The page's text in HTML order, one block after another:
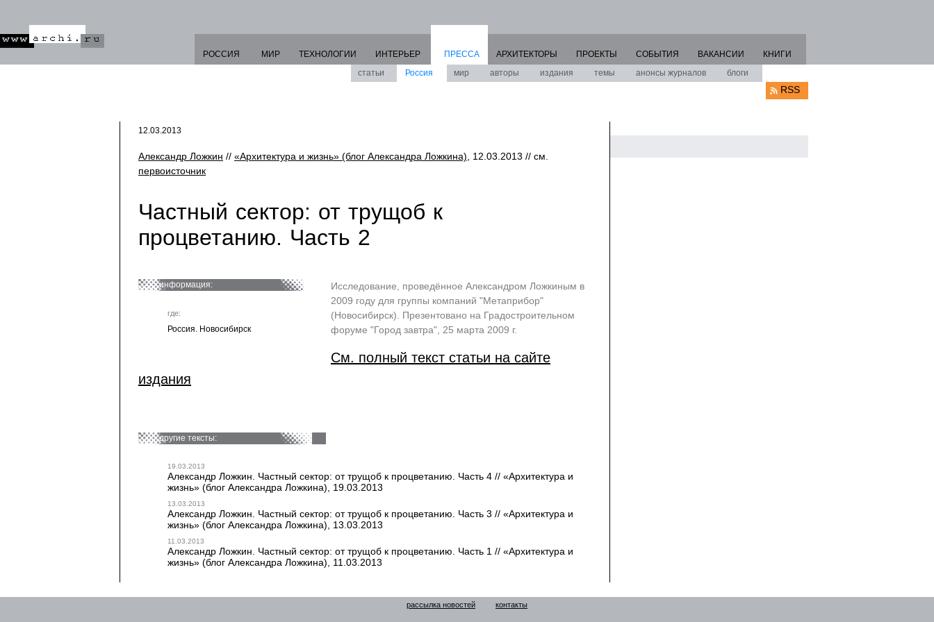
РОССИЯ МИР ТЕХНОЛОГИИ ИНТЕРЬЕР
ПРЕССА
статьи
Россия мир авторы издания темы анонсы журналов блоги
АРХИТЕКТОРЫ ПРОЕКТЫ СОБЫТИЯ ВАКАНСИИ КНИГИ
RSS
12.03.2013
Александр Ложкин // «Архитектура и жизнь» (блог Александра Ложкина) , 12.03.2013 // см.
первоисточник
Частный сектор: от трущоб к
процветанию. Часть 2
информация:
где:
Россия. Новосибирск
Исследование, проведённое Александром Ложкиным в
2009 году для группы компаний "Метаприбор"
(Новосибирск). Презентовано на Градостроительном
форуме "Город завтра", 25 марта 2009 г.
См. полный текст статьи на сайте
издания
другие тексты:
19.03.2013
Александр Ложкин. Частный сектор: от трущоб к процветанию. Часть 4 // «Архитектура и
жизнь» (блог Александра Ложкина), 19.03.2013
13.03.2013
Александр Ложкин. Частный сектор: от трущоб к процветанию. Часть 3 // «Архитектура и
жизнь» (блог Александра Ложкина), 13.03.2013
11.03.2013
Александр Ложкин. Частный сектор: от трущоб к процветанию. Часть 1 // «Архитектура и
жизнь» (блог Александра Ложкина), 11.03.2013
рассылка новостей контакты